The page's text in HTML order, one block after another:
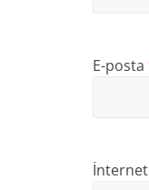
E-posta